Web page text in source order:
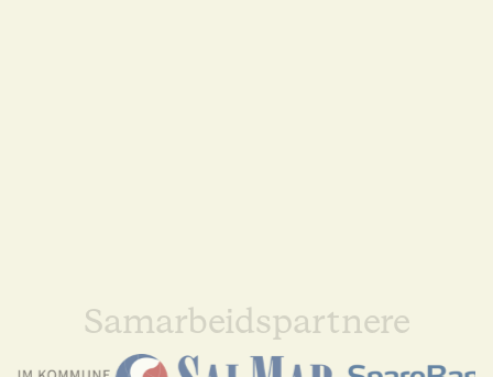
Samarbeidspartnere